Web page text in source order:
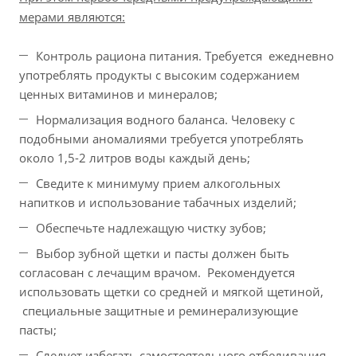
мерами являются:
Контроль рациона питания. Требуется ежедневно
употреблять продукты с высоким содержанием
ценных витаминов и минералов;
Нормализация водного баланса. Человеку с
подобными аномалиями требуется употреблять
около 1,5-2 литров воды каждый день;
Сведите к минимуму прием алкогольных
напитков и использование табачных изделий;
Обеспечьте надлежащую чистку зубов;
Выбор зубной щетки и пасты должен быть
согласован с лечащим врачом. Рекомендуется
использовать щетки со средней и мягкой щетиной,
специальные защитные и реминерализующие
пасты;